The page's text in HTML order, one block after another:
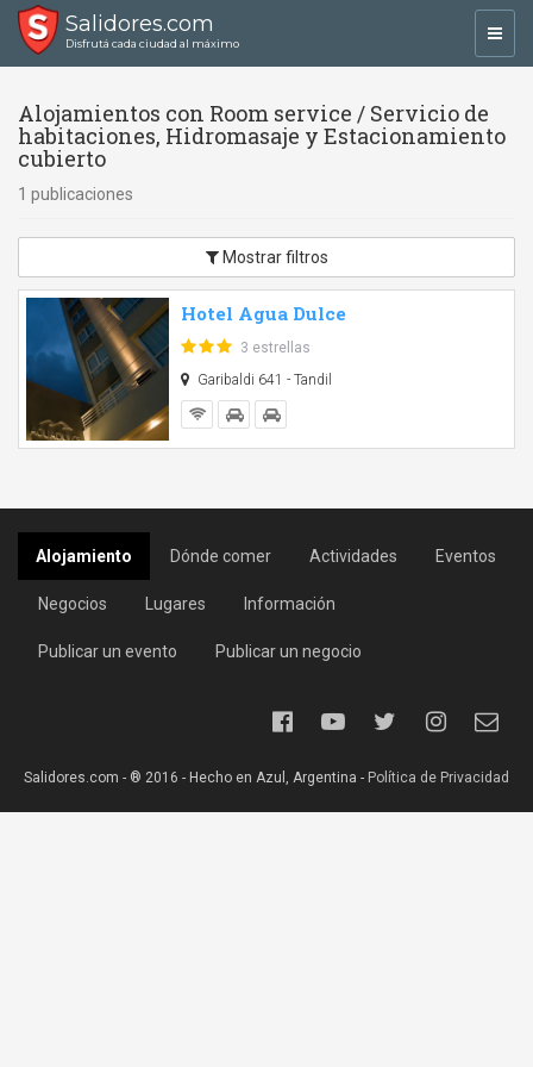
Salidores.com
Disfrutá cada ciudad al máximo
Alojamientos con Room service / Servicio de
habitaciones, Hidromasaje y Estacionamiento
cubierto
1 publicaciones
Mostrar filtros
Hotel Agua Dulce
3 estrellas
Garibaldi 641 - Tandil
Alojamiento Dónde comer Actividades Eventos
Negocios Lugares Información
Publicar un evento Publicar un negocio
Salidores.com - ® 2016 - Hecho en Azul, Argentina - Política de Privacidad